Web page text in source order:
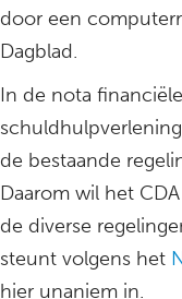
door een
Dagblad.
In de nota
de bestaande
Daarom wil het
de diverse
steunt volgens het
hier unaniem in.